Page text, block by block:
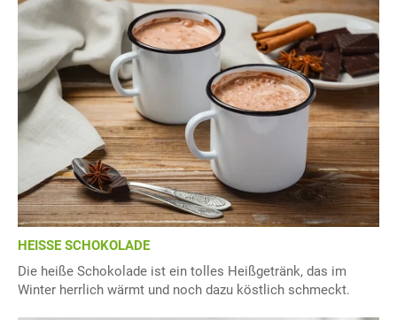
HEISSE SCHOKOLADE
Die heiße Schokolade ist ein tolles Heißgetränk, das im
Winter herrlich wärmt und noch dazu köstlich schmeckt.